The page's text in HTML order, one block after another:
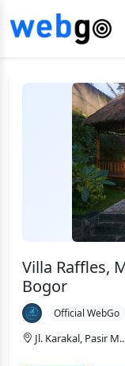
Villa Raffles,
Bogor
Official WebGo
Jl. Karakal, Pasir